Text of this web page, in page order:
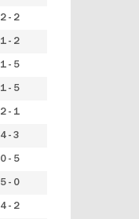
2 - 2
1 - 2
1 - 5
1 - 5
2 - 1
4 - 3
0 - 5
5 - 0
4 - 2